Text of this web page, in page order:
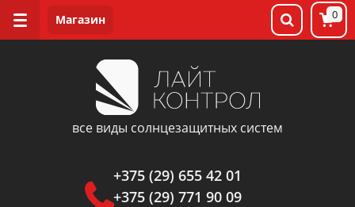
все виды солнцезащитных систем
+375 (29) 655 42 01
+375 (29) 771 90 09
0